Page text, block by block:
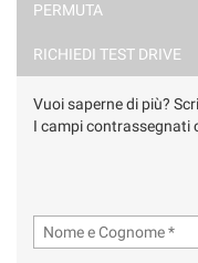
Ho letto e accetto
marketing
PERMUTA
RICHIEDI TEST DRIVE
Vuoi saperne di più?
I campi contrassegnati